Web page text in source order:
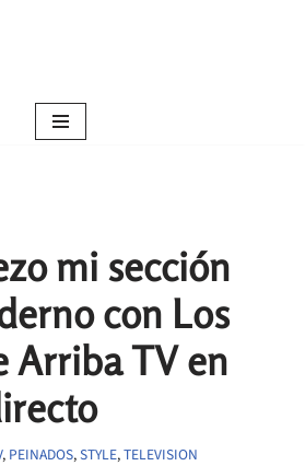
mi sección
con Los
Arriba TV en
, PEINADOS,STYLE,TELEVISION